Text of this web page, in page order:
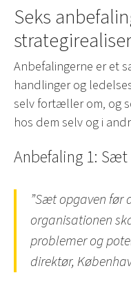
Seks
Anbefalingerne er et
handlinger og
selv fortæller om, og
hos dem selv og i
Anbefaling 1:
”Sæt opgaven før
organisationen
problemer og
direktør,